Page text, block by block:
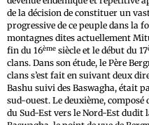
de la décision de constituer un
progressive de ce peuple dans la
montagnes dites actuellement
fin du 16ème siècle et le début du 17
clans. Dans son étude, le Père
clans s’est fait en suivant deux
Bashu suivi des Baswagha, était
sud-ouest. Le deuxième,
du Sud-Est vers le Nord-Est dudit